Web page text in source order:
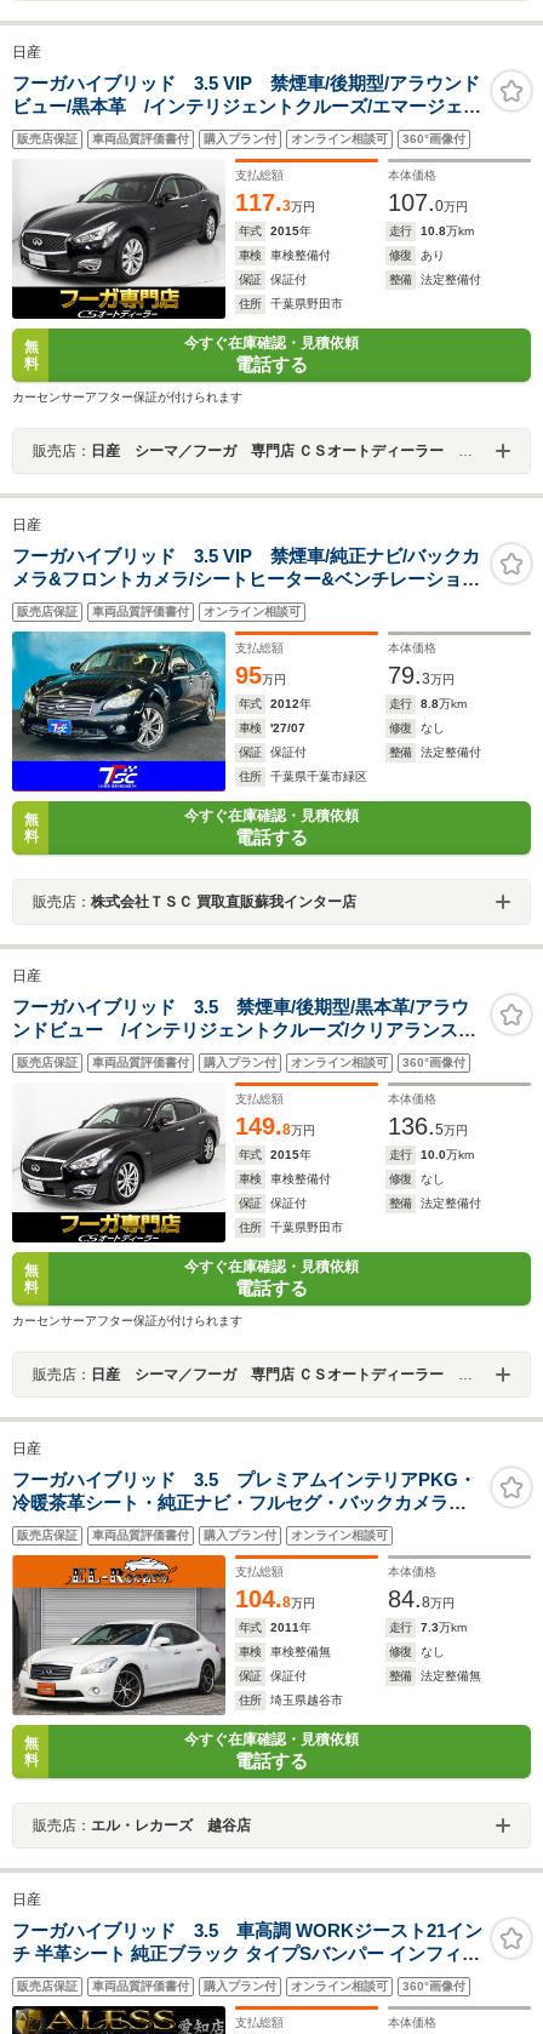
日産
フーガハイブリッド 3.5 VIP 禁煙車/後期型/アラウンド
ビュー/黒本革 /インテリジェントクルーズ/エマージェン
シーブレーキ/エアシート/シートヒーター/シートメモリ
ー/助手席オットマン/後席コントロールパネル/LEDヘッド
ライト/HDDマルチナビ
販売店保証 車両品質評価書付 購入プラン付 オンライン相談可 360°画像付
支払総額
117.3万円
本体価格
107.0万円
年式
2015年 走行 10.8万km
車検
車検整備付 修復
あり
保証
保証付 整備
法定整備付
住所
千葉県野田市
無
料
今すぐ在庫確認・見積依頼
電話する
カーセンサーアフター保証が付けられます
販売店： 日産 シーマ／フーガ 専門店 ＣＳオートディーラー ５１系 シーマ／フーガ 中古車専門店
日産
フーガハイブリッド 3.5 VIP 禁煙車/純正ナビ/バックカ
メラ&フロントカメラ/シートヒーター&ベンチレーショ
ン/パワーシート/レザーシート/フルセグTV/Bluetooth接
続/ETC/アダプティブクルーズコントロール
販売店保証 車両品質評価書付 オンライン相談可
支払総額
95万円
本体価格
79.3万円
年式
2012年 走行 8.8万km
車検
'27/07 修復
なし
保証
保証付 整備
法定整備付
住所
千葉県千葉市緑区
無
料
今すぐ在庫確認・見積依頼
電話する
販売店： 株式会社ＴＳＣ 買取直販蘇我インター店
日産
フーガハイブリッド 3.5 禁煙車/後期型/黒本革/アラウ
ンドビュー /インテリジェントクルーズ/クリアランスソ
ナー/エマージェンシーブレーキ/LEDヘッドライト/助手席
オットマン/エアシート/シートヒーター/HDDマルチナ
ビ/Bluetooth
販売店保証 車両品質評価書付 購入プラン付 オンライン相談可 360°画像付
支払総額
149.8万円
本体価格
136.5万円
年式
2015年 走行 10.0万km
車検
車検整備付 修復
なし
保証
保証付 整備
法定整備付
住所
千葉県野田市
無
料
今すぐ在庫確認・見積依頼
電話する
カーセンサーアフター保証が付けられます
販売店： 日産 シーマ／フーガ 専門店 ＣＳオートディーラー ５１系 シーマ／フーガ 中古車専門店
日産
フーガハイブリッド 3.5 プレミアムインテリアPKG・
冷暖茶革シート・純正ナビ・フルセグ・バックカメラ・
Bluetooth接続・スマートキー・プッシュスタート・
ETC・追従クルコン・HIDヘッドライト・フォグランプ・
車高調・Weds20インチAW
販売店保証 車両品質評価書付 購入プラン付 オンライン相談可
支払総額
104.8万円
本体価格
84.8万円
年式
2011年 走行 7.3万km
車検
車検整備無 修復
なし
保証
保証付 整備
法定整備無
住所
埼玉県越谷市
無
料
今すぐ在庫確認・見積依頼
電話する
販売店： エル・レカーズ 越谷店
日産
フーガハイブリッド 3.5 車高調 WORKジースト21イン
チ 半革シート 純正ブラック タイプSバンパー インフィニ
ティグリルブラックアウト Bluetoothオーディオ ワンセ
グTV DVD再生 クルーズコントロール ドラレコ
販売店保証 車両品質評価書付 購入プラン付 オンライン相談可 360°画像付
支払総額 本体価格